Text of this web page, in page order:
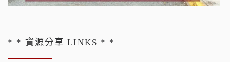
* * 資源分享 LINKS * *